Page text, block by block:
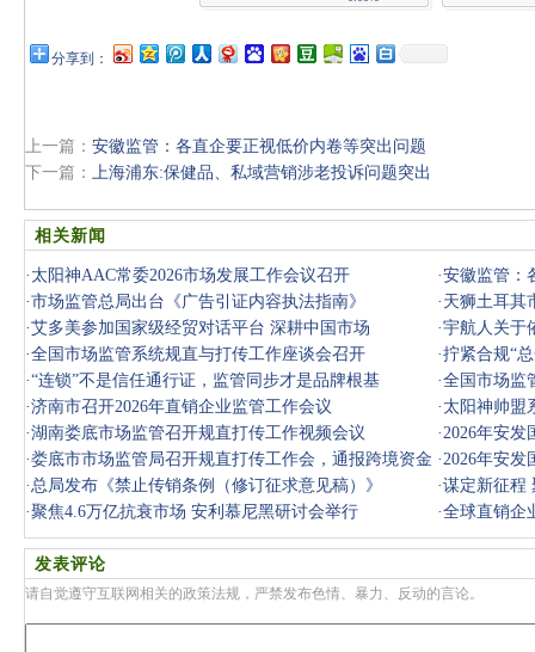
分享到：
上一篇： 安徽监管：各直企要正视低价内卷等突出问题
下一篇： 上海浦东:保健品、私域营销涉老投诉问题突出
相关新闻
· 太阳神AAC常委2026市场发展工作会议召开 ·安徽监管：
·市场监管总局出台《广告引证内容执法指南》 · 天狮土耳其
·艾多美参加国家级经贸对话平台 深耕中国市场 ·宇航人关于
·全国市场监管系统规直与打传工作座谈会召开 ·拧紧合规“
对辖
·“连锁”不是信任通行证，监管同步才是品牌根基 ·全国市场监
·济南市召开2026年直销企业监管工作会议 · 太阳神帅盟
·湖南娄底市场监管召开规直打传工作视频会议 ·2026年安发
·娄底市市场监管局召开规直打传工作会，通报跨境资金
盘处置情
·2026年安发
·总局发布《禁止传销条例（修订征求意见稿）》 ·谋定新征程
大启幕
·聚焦4.6万亿抗衰市场 安利慕尼黑研讨会举行 ·全球直销企
发表评论
请自觉遵守互联网相关的政策法规，严禁发布色情、暴力、反动的言论。